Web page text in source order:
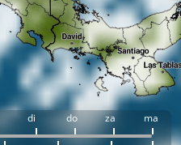
di do za ma